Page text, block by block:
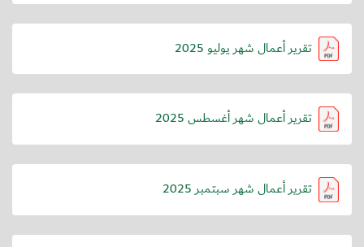
تقرير أعمال شهر يوليو 2025
تقرير أعمال شهر أغسطس 2025
تقرير أعمال شهر سبتمبر 2025